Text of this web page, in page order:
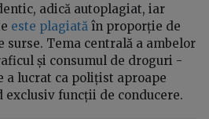
adică autoplagiat, iar
este plagiată în proporție de
surse. Tema centrală a ambelor
și consumul de droguri -
a lucrat ca polițist aproape
exclusiv funcții de conducere.